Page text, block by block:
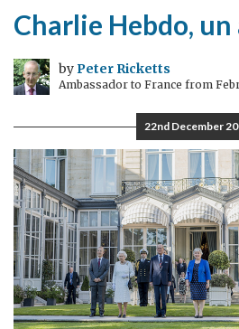
Charlie Hebdo, un
byPeter Ricketts
Ambassador to France from
22nd December